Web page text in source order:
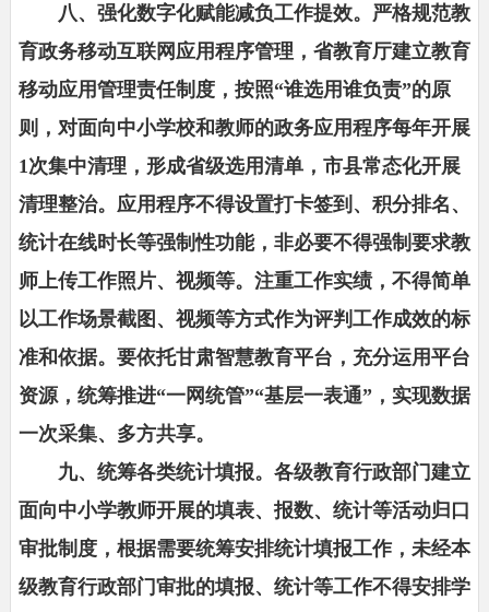
八、强化数字化赋能减负工作提效。严格规范教
育政务移动互联网应用程序管理，省教育厅建立教育
移动应用管理责任制度，按照“谁选用谁负责”的原
则，对面向中小学校和教师的政务应用程序每年开展
1次集中清理，形成省级选用清单，市县常态化开展
清理整治。应用程序不得设置打卡签到、积分排名、
统计在线时长等强制性功能，非必要不得强制要求教
师上传工作照片、视频等。注重工作实绩，不得简单
以工作场景截图、视频等方式作为评判工作成效的标
准和依据。要依托甘肃智慧教育平台，充分运用平台
资源，统筹推进“一网统管”“基层一表通”，实现数据
一次采集、多方共享。
九、统筹各类统计填报。各级教育行政部门建立
面向中小学教师开展的填表、报数、统计等活动归口
审批制度，根据需要统筹安排统计填报工作，未经本
级教育行政部门审批的填报、统计等工作不得安排学